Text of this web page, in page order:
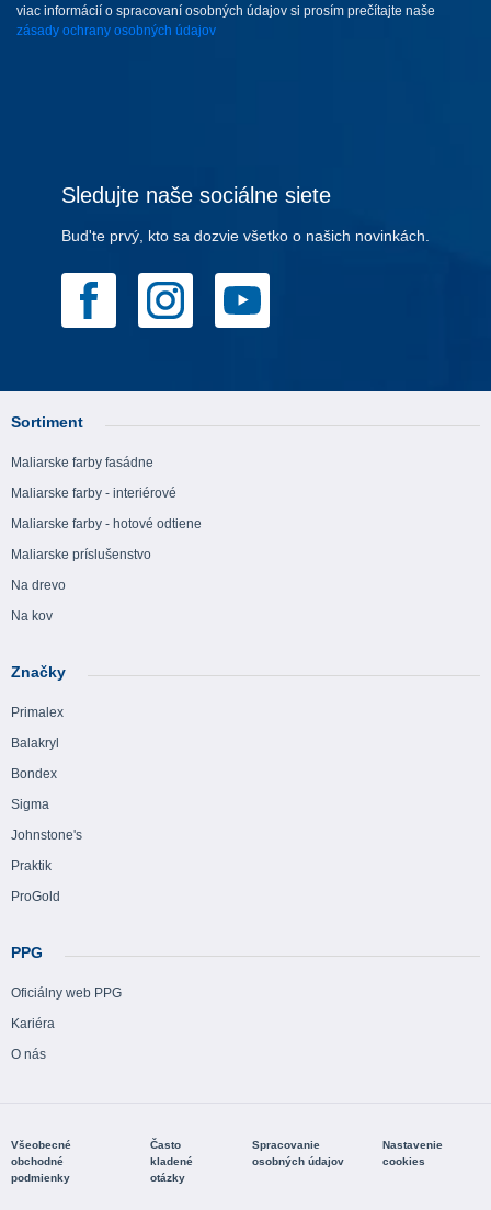
viac informácií o spracovaní osobných údajov si prosím prečítajte naše
zásady ochrany osobných údajov
Sledujte naše sociálne siete
Bud'te prvý, kto sa dozvie všetko o našich novinkách.
Sortiment
Maliarske farby fasádne
Maliarske farby - interiérové
Maliarske farby - hotové odtiene
Maliarske príslušenstvo
Na drevo
Na kov
Značky
Primalex
Balakryl
Bondex
Sigma
Johnstone's
Praktik
ProGold
PPG
Oficiálny web PPG
Kariéra
O nás
Všeobecné
obchodné
podmienky
Často
kladené
otázky
Spracovanie
osobných údajov
Nastavenie
cookies